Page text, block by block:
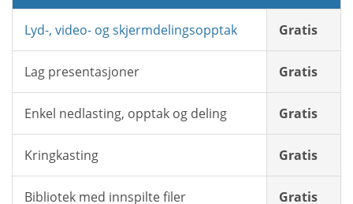
Lyd-, video- og skjermdelingsopptak Gratis
Lag presentasjoner Gratis
Enkel nedlasting, opptak og deling Gratis
Kringkasting Gratis
Bibliotek med innspilte filer Gratis